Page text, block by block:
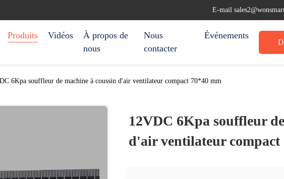
E-mail
Produits Vidéos
À propos de
nous
Nous
contacter
Événements
6Kpa souffleur de machine à coussin d'air ventilateur compact 70*40 mm
12VDC 6Kpa souffleur
d'air ventilateur compact